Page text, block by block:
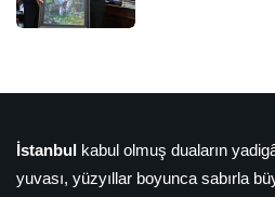
İstanbul kabul olmuş duaların
yuvası, yüzyıllar boyunca sabırla